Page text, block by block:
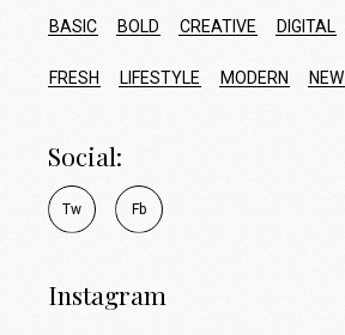
BASIC BOLD CREATIVE DIGITAL
FRESH LIFESTYLE MODERN NEW
Social:
Tw Fb
Instagram